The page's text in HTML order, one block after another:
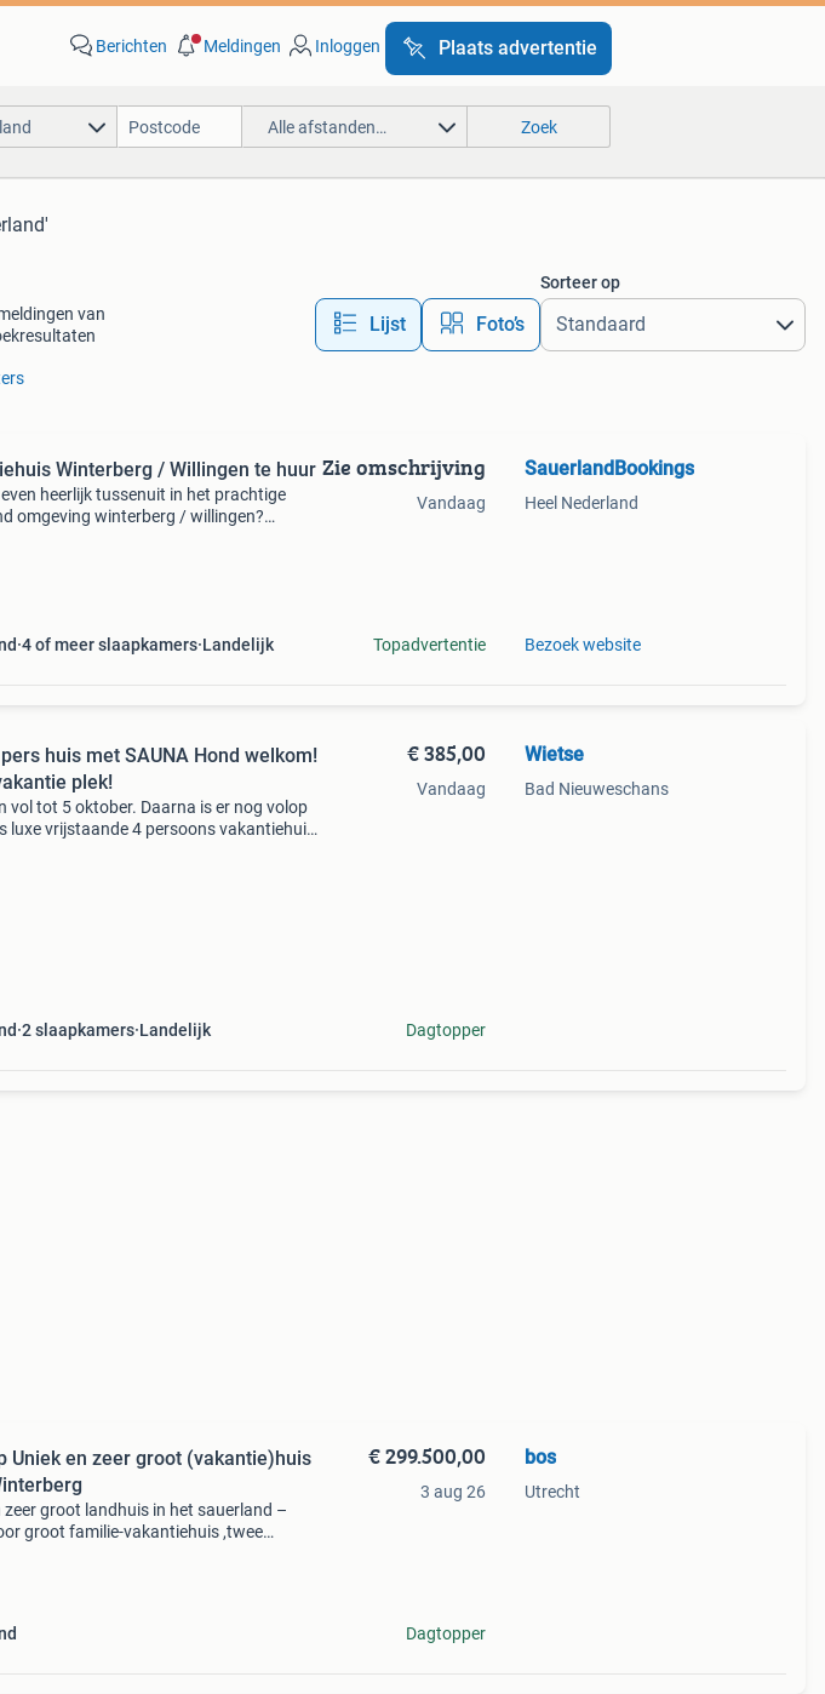
Berichten Meldingen Inloggen Plaats advertentie
Alle afstanden… Zoek
van
Lijst Foto’s
Sorteer op
Winterberg / Willingen te huur
heerlijk tussenuit in het prachtige
omgeving winterberg / willingen?
4 of meer slaapkamers Landelijk
Zie omschrijving
Vandaag
Topadvertentie
SauerlandBookings
Heel Nederland
Bezoek website
huis met SAUNA Hond welkom!
plek!
vol tot 5 oktober. Daarna is er nog volop
luxe vrijstaande 4 persoons vakantiehuis
2 slaapkamers Landelijk
€ 385,00
Vandaag
Dagtopper
Wietse
Bad Nieuweschans
Uniek en zeer groot (vakantie)huis
zeer groot landhuis in het sauerland –
groot familie-vakantiehuis ,twee
€ 299.500,00
3 aug 26
Dagtopper
bos
Utrecht